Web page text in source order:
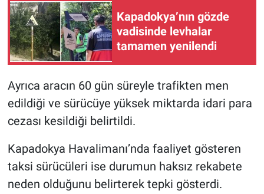
Kapadokya’nın gözde
vadisinde levhalar
tamamen yenilendi
Ayrıca aracın 60 gün süreyle trafikten men
edildiği ve sürücüye yüksek miktarda idari para
cezası kesildiği belirtildi.
Kapadokya Havalimanı’nda faaliyet gösteren
taksi sürücüleri ise durumun haksız rekabete
neden olduğunu belirterek tepki gösterdi.